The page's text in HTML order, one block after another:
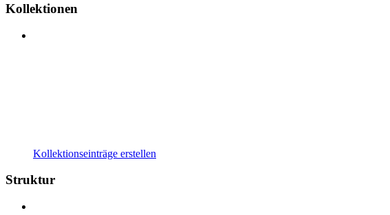
Kollektionen
Kollektionseinträge erstellen
Struktur